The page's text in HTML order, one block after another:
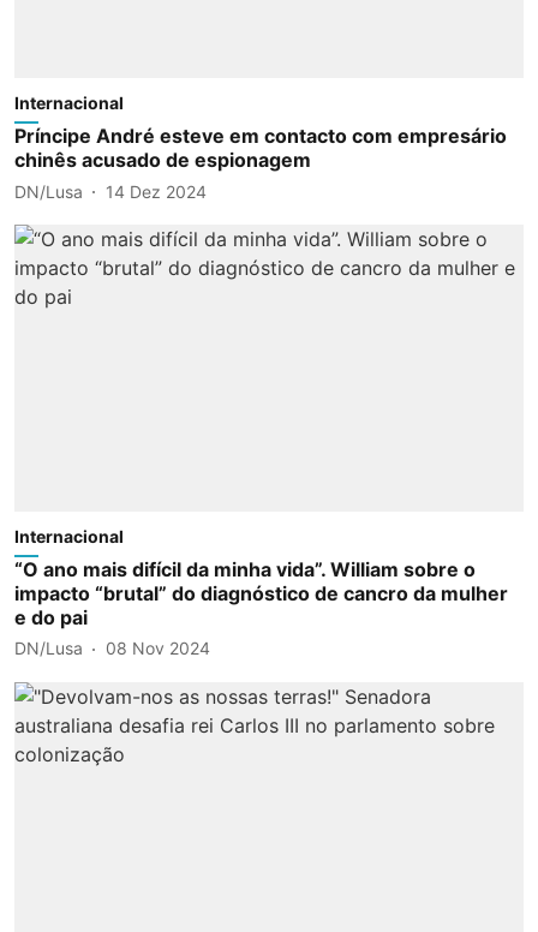
Internacional
Príncipe André esteve em contacto com empresário
chinês acusado de espionagem
DN/Lusa 14 Dez 2024
Internacional
“O ano mais difícil da minha vida”. William sobre o
impacto “brutal” do diagnóstico de cancro da mulher
e do pai
DN/Lusa 08 Nov 2024